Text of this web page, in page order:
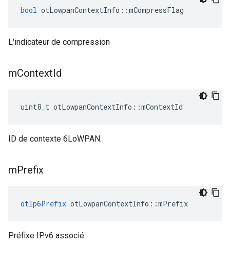
bool otLowpanContextInfo ::mCompressFlag
L'indicateur de compression
mContextId
uint8_t otLowpanContextInfo ::mContextId
ID de contexte 6LoWPAN.
mPrefix
otIp6Prefix otLowpanContextInfo ::mPrefix
Préfixe IPv6 associé.